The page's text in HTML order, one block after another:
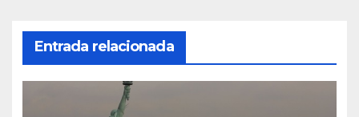
Entrada relacionada